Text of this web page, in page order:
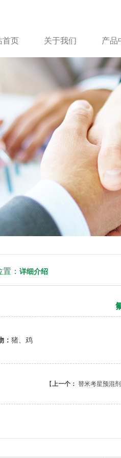
首页 关于我们 产品
： 详细介绍
： 猪、鸡
【上一个： 替米考星预混剂